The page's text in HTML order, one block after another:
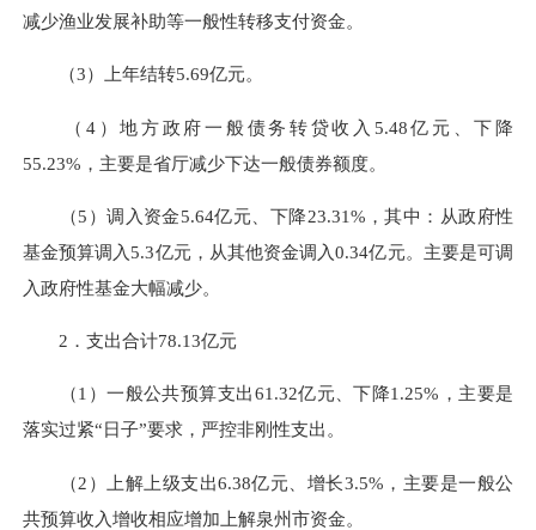
减少渔业发展补助等一般性转移支付资金。
（3）上年结转5.69亿元。
（4）地方政府一般债务转贷收入5.48亿元、下降
55.23%，主要是省厅减少下达一般债券额度。
（5）调入资金5.64亿元、下降23.31%，其中：从政府性
基金预算调入5.3亿元，从其他资金调入0.34亿元。主要是可调
入政府性基金大幅减少。
2．支出合计78.13亿元
（1）一般公共预算支出61.32亿元、下降1.25%，主要是
落实过紧“日子”要求，严控非刚性支出。
（2）上解上级支出6.38亿元、增长3.5%，主要是一般公
共预算收入增收相应增加上解泉州市资金。